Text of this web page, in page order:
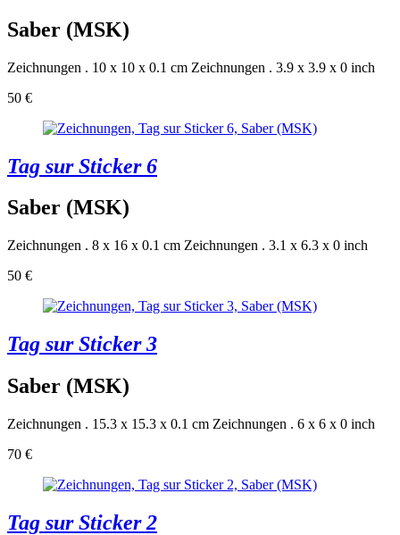
Saber (MSK)
Zeichnungen . 10 x 10 x 0.1 cm Zeichnungen . 3.9 x 3.9 x 0 inch
50 €
Tag sur Sticker 6
Saber (MSK)
Zeichnungen . 8 x 16 x 0.1 cm Zeichnungen . 3.1 x 6.3 x 0 inch
50 €
Tag sur Sticker 3
Saber (MSK)
Zeichnungen . 15.3 x 15.3 x 0.1 cm Zeichnungen . 6 x 6 x 0 inch
70 €
Tag sur Sticker 2